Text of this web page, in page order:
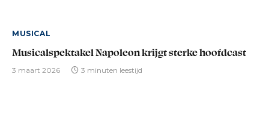
MUSICAL
Musicalspektakel Napoleon krijgt sterke hoofdcast
3 maart 2026 3 minuten leestijd